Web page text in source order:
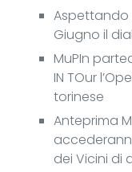
Aspettando
Giugno il
MuPIn
IN TOur
torinese
Anteprima
dei Vicini di